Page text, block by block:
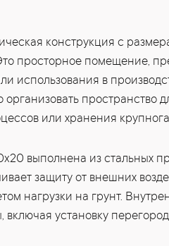
конструкция с
просторное помещение,
использования в
или хранения
выполнена из стальных
защиту от внешних
нагрузки на грунт.
установку